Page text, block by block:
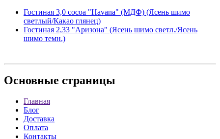
Гостиная 3,0 cocoa "Havana" (МДФ) (Ясень шимо
светлый/Какао глянец)
Гостиная 2,33 "Аризона" (Ясень шимо светл./Ясень
шимо темн.)
Основные страницы
Главная
Блог
Доставка
Оплата
Контакты